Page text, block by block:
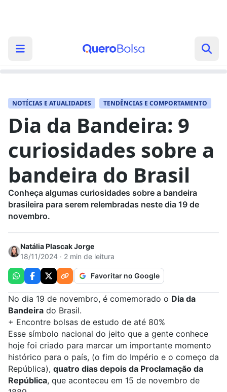
NOTÍCIAS E ATUALIDADES TENDÊNCIAS E COMPORTAMENTO
Dia da Bandeira: 9
curiosidades sobre a
bandeira do Brasil
Conheça algumas curiosidades sobre a bandeira
brasileira para serem relembradas neste dia 19 de
novembro.
Natália Plascak Jorge
18/11/2024 · 2 min de leitura
Favoritar no Google
No dia 19 de novembro, é comemorado o Dia da
Bandeira do Brasil.
+ Encontre bolsas de estudo de até 80%
Esse símbolo nacional do jeito que a gente conhece
hoje foi criado para marcar um importante momento
histórico para o país, (o fim do Império e o começo da
República), quatro dias depois da Proclamação da
República, que aconteceu em 15 de novembro de